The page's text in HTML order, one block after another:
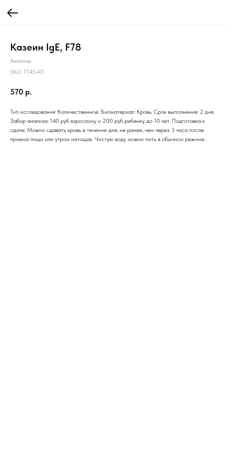
Казеин IgE, F78
Анализы
SKU: 17.45.A11
570 р.
Тип исследования: Количественное. Биоматериал: Кровь. Срок выполнения: 2 дня.
Забор анализа: 140 руб взрослому и 200 руб ребенку до 10 лет. Подготовка к
сдаче: Можно сдавать кровь в течение дня, не ранее, чем через 3 часа после
приема пищи или утром натощак. Чистую воду можно пить в обычном режиме..